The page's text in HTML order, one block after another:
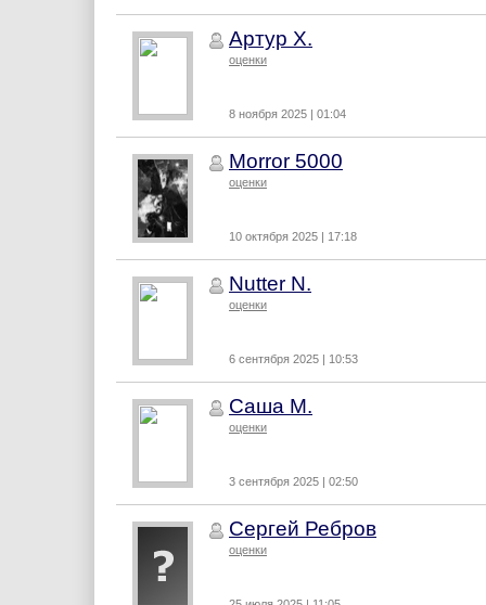
Артур Х.
оценки
8 ноября 2025 | 01:04
Morror 5000
оценки
10 октября 2025 | 17:18
Nutter N.
оценки
6 сентября 2025 | 10:53
Саша М.
оценки
3 сентября 2025 | 02:50
Сергей Ребров
оценки